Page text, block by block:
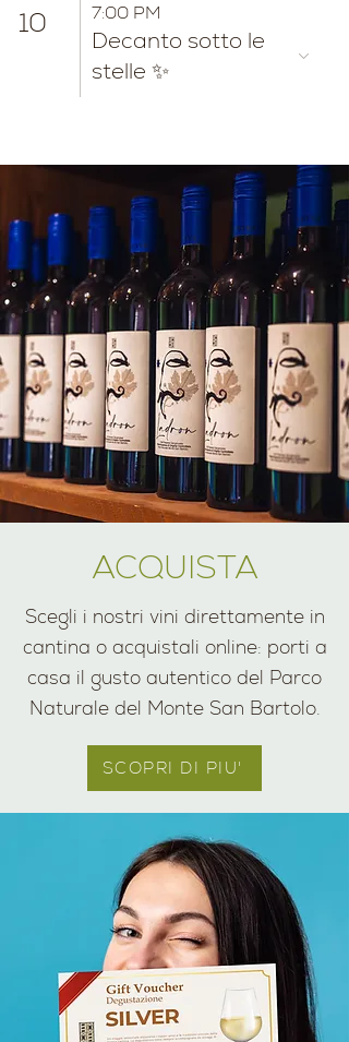
10 7:00 PM
Decanto sotto le
stelle ✨
ACQUISTA
Scegli i nostri vini direttamente in
cantina o acquistali online: porti a
casa il gusto autentico del Parco
Naturale del Monte San Bartolo.
SCOPRI DI PIU'